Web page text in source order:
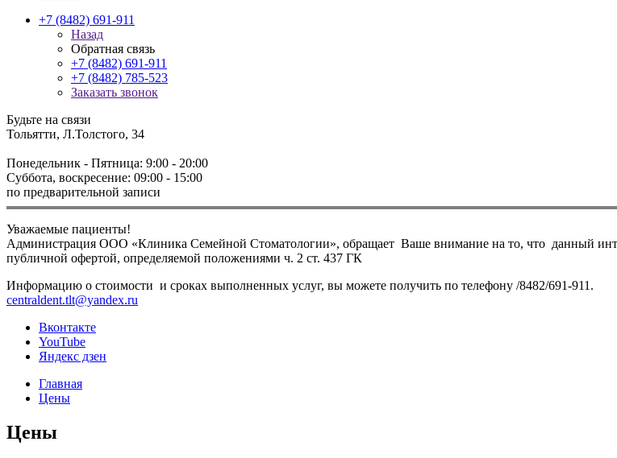
+7 (8482) 691-911
Назад
Обратная связь
+7 (8482) 691-911
+7 (8482) 785-523
Заказать звонок
Будьте на связи
Тольятти, Л.Толстого, 34
Понедельник - Пятница: 9:00 - 20:00
Суббота, воскресение: 09:00 - 15:00
по предварительной записи
Уважаемые пациенты!
Администрация ООО «Клиника Семейной Стоматологии», обращает Ваше внимание на то, что данный
публичной офертой, определяемой положениями ч. 2 ст. 437 ГК
Информацию о стоимости и сроках выполненных услуг, вы можете получить по телефону /8482/691-911.
centraldent.tlt@yandex.ru
Вконтакте
YouTube
Яндекс дзен
Главная
Цены
Цены